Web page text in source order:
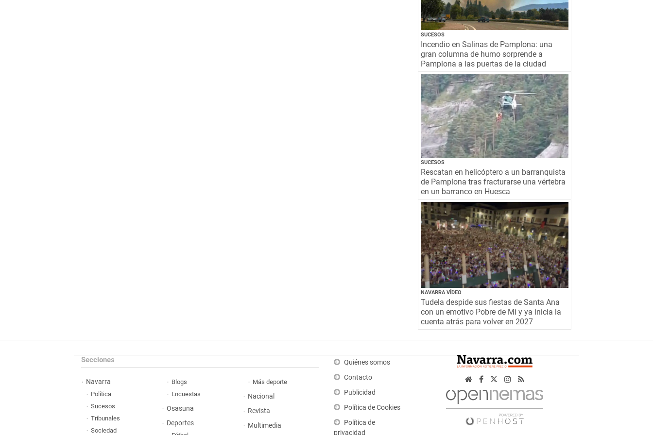
SUCESOS
Incendio en Salinas de Pamplona: una
gran columna de humo sorprende a
Pamplona a las puertas de la ciudad
SUCESOS
Rescatan en helicóptero a un barranquista
de Pamplona tras fracturarse una vértebra
en un barranco en Huesca
NAVARRA VÍDEO
Tudela despide sus fiestas de Santa Ana
con un emotivo Pobre de Mí y ya inicia la
cuenta atrás para volver en 2027
Secciones
Navarra
Política
Sucesos
Tribunales
Sociedad
Blogs
Encuestas
Osasuna
Deportes
Más deporte
Nacional
Revista
Multimedia
Quiénes somos
Contacto
Publicidad
Política de Cookies
Política de
privacidad